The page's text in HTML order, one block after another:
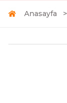
Anasayfa